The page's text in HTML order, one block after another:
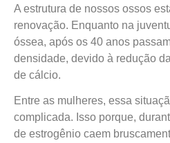
A estrutura de nossos ossos
renovação. Enquanto na
óssea, após os 40 anos
densidade, devido à redução
de cálcio.
Entre as mulheres, essa
complicada. Isso porque,
de estrogênio caem